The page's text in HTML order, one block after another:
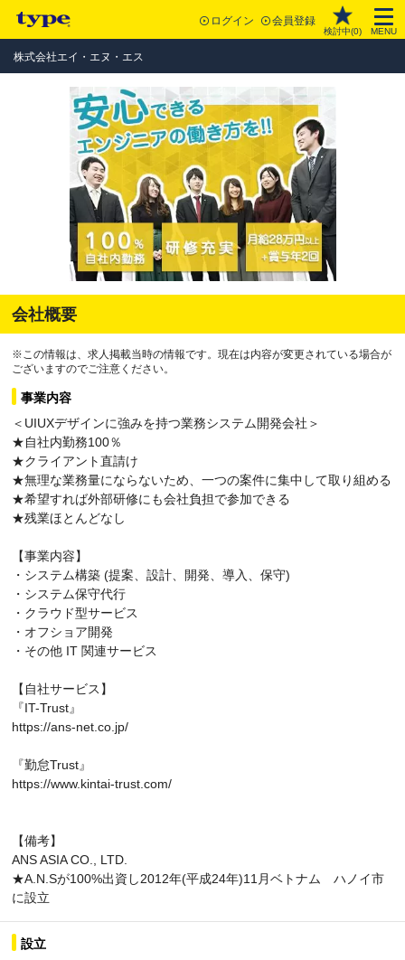
ログイン 会員登録
検討中(0) MENU
株式会社エイ・エヌ・エス
会社概要
※この情報は、求人掲載当時の情報です。現在は内容が変更されている場合が
ございますのでご注意ください。
事業内容
＜UIUXデザインに強みを持つ業務システム開発会社＞
★自社内勤務100％
★クライアント直請け
★無理な業務量にならないため、一つの案件に集中して取り組める
★希望すれば外部研修にも会社負担で参加できる
★残業ほとんどなし
【事業内容】
・システム構築 (提案、設計、開発、導入、保守)
・システム保守代行
・クラウド型サービス
・オフショア開発
・その他 IT 関連サービス
【自社サービス】
『IT-Trust』
https://ans-net.co.jp/
『勤怠Trust』
https://www.kintai-trust.com/
【備考】
ANS ASIA CO., LTD.
★A.N.Sが100%出資し2012年(平成24年)11月ベトナム ハノイ市
に設立
設立